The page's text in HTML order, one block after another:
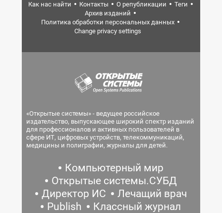
Как нас найти
Контакты О републикации
Теги
Архив изданий
Политика обработки персональных данных
Change privacy settings
«Открытые системы» - ведущее российское
издательство, выпускающее широкий спектр изданий
для профессионалов и активных пользователей в
сфере ИТ, цифровых устройств, телекоммуникаций,
медицины и полиграфии, журналы для детей.
Компьютерный мир
Открытые системы.СУБД
Директор ИС
Лечащий врач
Publish
Классный журнал